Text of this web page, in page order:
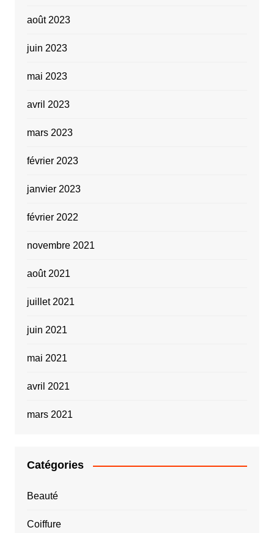
août 2023
juin 2023
mai 2023
avril 2023
mars 2023
février 2023
janvier 2023
février 2022
novembre 2021
août 2021
juillet 2021
juin 2021
mai 2021
avril 2021
mars 2021
Catégories
Beauté
Coiffure